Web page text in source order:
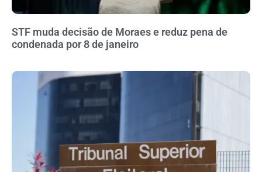
STF muda decisão de Moraes e reduz pena de
condenada por 8 de janeiro